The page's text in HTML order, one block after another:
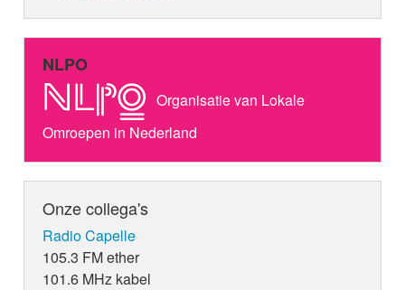
NLPO
Organisatie van Lokale
Omroepen in Nederland
Onze collega's
Radio Capelle
105.3 FM ether
101.6 MHz kabel